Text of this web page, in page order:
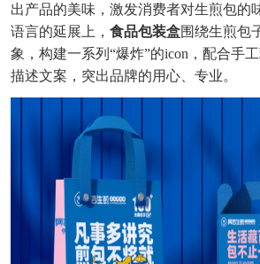
出产品的美味，激发消费者对生煎包的
语言的延展上， 食品包装盒围绕生煎包
象，构建一系列 “爆炸”的icon ，配合手
描述文案，突出品牌的用心、专业。